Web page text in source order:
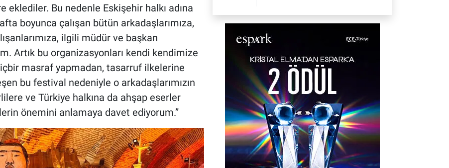
eklediler. Bu nedenle Eskişehir halkı adına
boyunca çalışan bütün arkadaşlarımıza,
ilgili müdür ve başkan
Artık bu organizasyonları kendi kendimize
masraf yapmadan, tasarruf ilkelerine
bu festival nedeniyle o arkadaşlarımızın
ve Türkiye halkına da ahşap eserler
önemini anlamaya davet ediyorum.”